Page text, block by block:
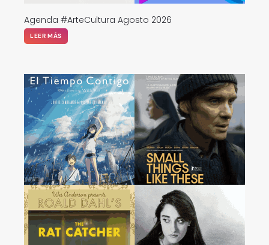
Agenda #ArteCultura Agosto 2026
LEER MÁS